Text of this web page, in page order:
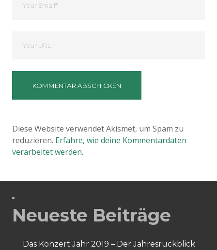
Email
Website
Diese Website verwendet Akismet, um Spam zu
reduzieren. Erfahre, wie deine Kommentardaten
verarbeitet werden.
Neueste Beiträge
Das Konzert Jahr 2019 – Der Jahresrückblick